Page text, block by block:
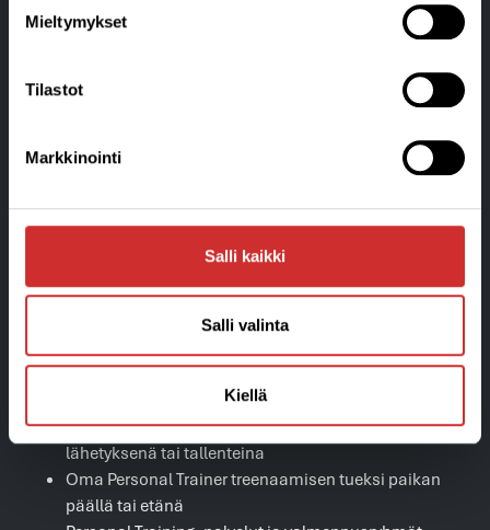
Mieltymykset
Tilastot
Markkinointi
Salli kaikki
Salli valinta
Kiellä
Useita ohjattuja ryhmäliikuntatunteja päivässä
Premium RUSH-treeni ja FLOW-Laitepilates
Timanttitiimin oma senioriliikunta
AplicOnline-palvelu, josta löydät jumpat suorana
lähetyksenä tai tallenteina
Oma Personal Trainer treenaamisen tueksi paikan
päällä tai etänä